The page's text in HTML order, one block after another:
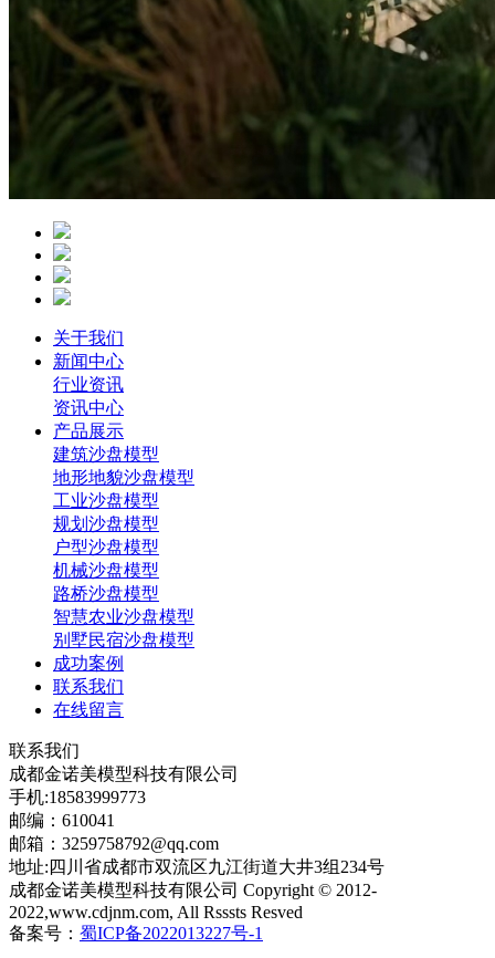
关于我们
新闻中心
行业资讯
资讯中心
产品展示
建筑沙盘模型
地形地貌沙盘模型
工业沙盘模型
规划沙盘模型
户型沙盘模型
机械沙盘模型
路桥沙盘模型
智慧农业沙盘模型
别墅民宿沙盘模型
成功案例
联系我们
在线留言
联系我们
成都金诺美模型科技有限公司
手机:18583999773
邮编：610041
邮箱：3259758792@qq.com
地址:四川省成都市双流区九江街道大井3组234号
成都金诺美模型科技有限公司 Copyright © 2012-
2022,www.cdjnm.com, All Rsssts Resved
备案号： 蜀ICP备2022013227号-1